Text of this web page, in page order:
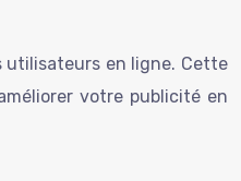
utilisateurs en ligne. Cette
votre publicité en